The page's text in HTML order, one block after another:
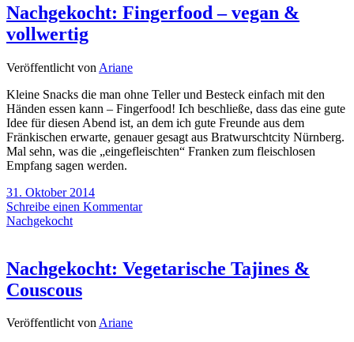
Nachgekocht: Fingerfood – vegan &
vollwertig
Veröffentlicht von Ariane
Kleine Snacks die man ohne Teller und Besteck einfach mit den
Händen essen kann – Fingerfood! Ich beschließe, dass das eine gute
Idee für diesen Abend ist, an dem ich gute Freunde aus dem
Fränkischen erwarte, genauer gesagt aus Bratwurschtcity Nürnberg.
Mal sehn, was die „eingefleischten“ Franken zum fleischlosen
Empfang sagen werden.
31. Oktober 2014
Schreibe einen Kommentar
Nachgekocht
Nachgekocht: Vegetarische Tajines &
Couscous
Veröffentlicht vonAriane